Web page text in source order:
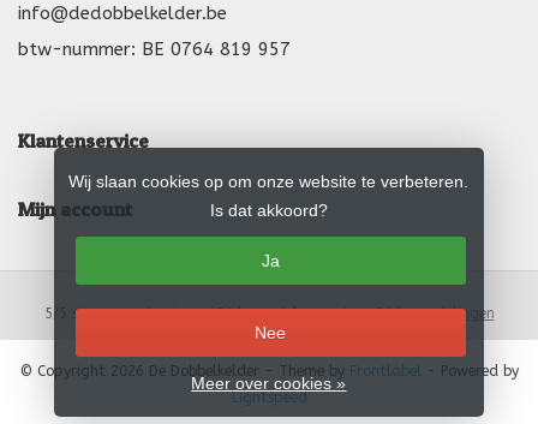
info@dedobbelkelder.be
btw-nummer: BE 0764 819 957
Klantenservice
Mijn account
5 sterren op basis van24beoordelingen.Lees 24 beoordelingen
Wij slaan cookies op om onze website te verbeteren.
Is dat akkoord?
Ja
Nee
Meer over cookies »
© Copyright 2026 De Dobbelkelder - Theme by Frontlabel
- Powered by
Lightspeed